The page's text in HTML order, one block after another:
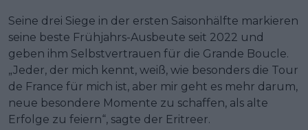
Seine drei Siege in der ersten Saisonhälfte markieren
seine beste Frühjahrs-Ausbeute seit 2022 und
geben ihm Selbstvertrauen für die Grande Boucle.
„Jeder, der mich kennt, weiß, wie besonders die Tour
de France für mich ist, aber mir geht es mehr darum,
neue besondere Momente zu schaffen, als alte
Erfolge zu feiern“, sagte der Eritreer.